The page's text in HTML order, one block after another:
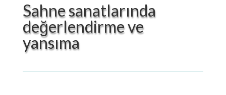
Sahne sanatlarında
değerlendirme ve
yansıma